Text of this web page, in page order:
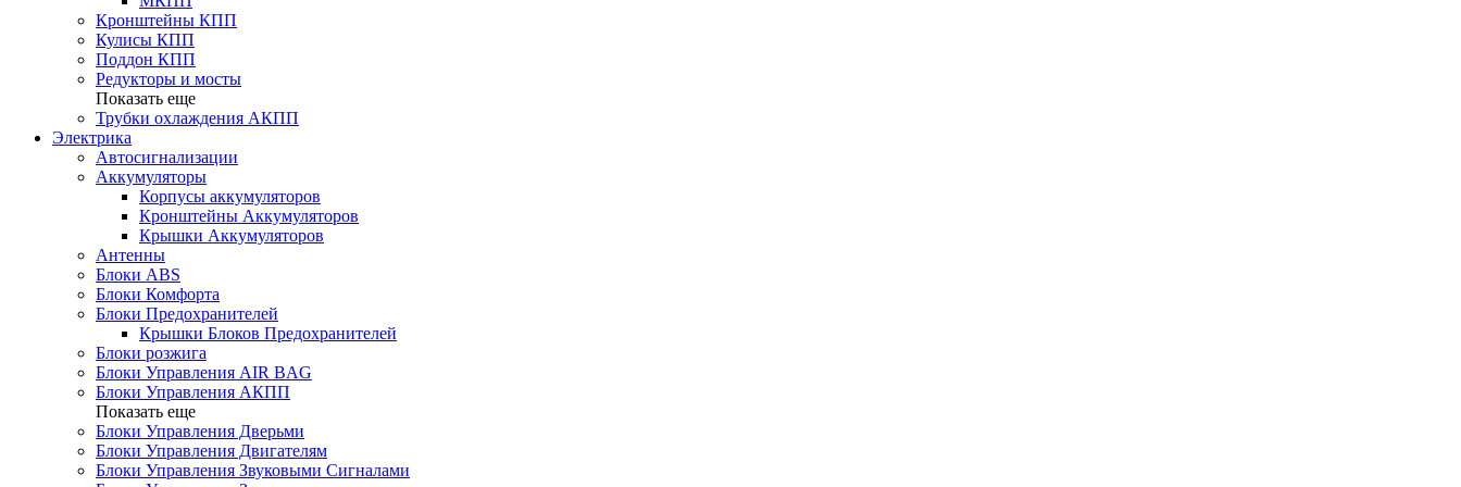
Кронштейны КПП
Кулисы КПП
Поддон КПП
Редукторы и мосты
Показать еще
Трубки охлаждения АКПП
Электрика
Автосигнализации
Аккумуляторы
Корпусы аккумуляторов
Кронштейны Аккумуляторов
Крышки Аккумуляторов
Антенны
Блоки ABS
Блоки Комфорта
Блоки Предохранителей
Крышки Блоков Предохранителей
Блоки розжига
Блоки Управления AIR BAG
Блоки Управления АКПП
Показать еще
Блоки Управления Дверьми
Блоки Управления Двигателям
Блоки Управления Звуковыми Сигналами